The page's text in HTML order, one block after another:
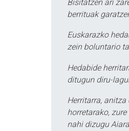
Bisitatzen ari
berrituak
Euskarazko
zein boluntario
Hedabide
ditugun diru-
Herritarra,
horretarako,
nahi dizugu